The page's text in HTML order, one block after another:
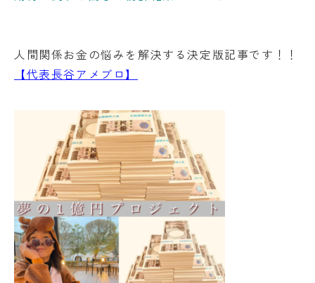
人間関係お金の悩みを解決する決定版記事です！！
【代表長谷アメブロ】